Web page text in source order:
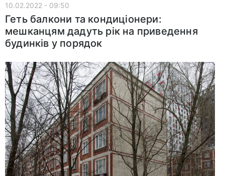
10.02.2022 - 09:50
Геть балкони та кондиціонери:
мешканцям дадуть рік на приведення
будинків у порядок